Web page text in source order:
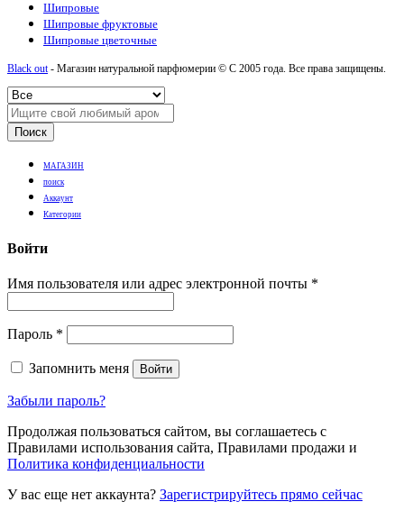
Шипровые
Шипровые фруктовые
Шипровые цветочные
Black out- Магазин натуральной парфюмерии © С 2005 года. Все права защищены.
Поиск
МАГАЗИН
поиск
Аккаунт
Категории
Войти
Имя пользователя или адрес электронной почты *
Пароль *
Запомнить меня Войти
Забыли пароль?
Продолжая пользоваться сайтом, вы соглашаетесь с
Правилами использования сайта, Правилами продажи и
Политика конфиденциальности
У вас еще нет аккаунта? Зарегистрируйтесь прямо сейчас